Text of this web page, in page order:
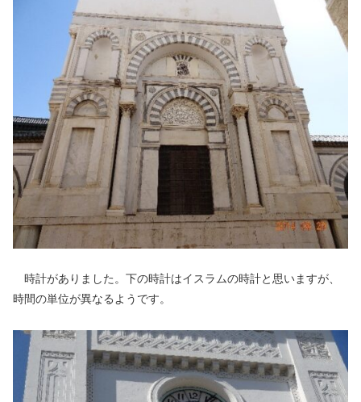
時計がありました。下の時計はイスラムの時計と思いますが、
時間の単位が異なるようです。